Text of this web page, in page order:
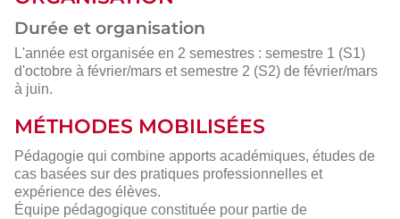
Durée et organisation
L'année est organisée en 2 semestres : semestre 1 (S1)
d'octobre à février/mars et semestre 2 (S2) de février/mars
à juin.
MÉTHODES MOBILISÉES
Pédagogie qui combine apports académiques, études de
cas basées sur des pratiques professionnelles et
expérience des élèves.
Équipe pédagogique constituée pour partie de